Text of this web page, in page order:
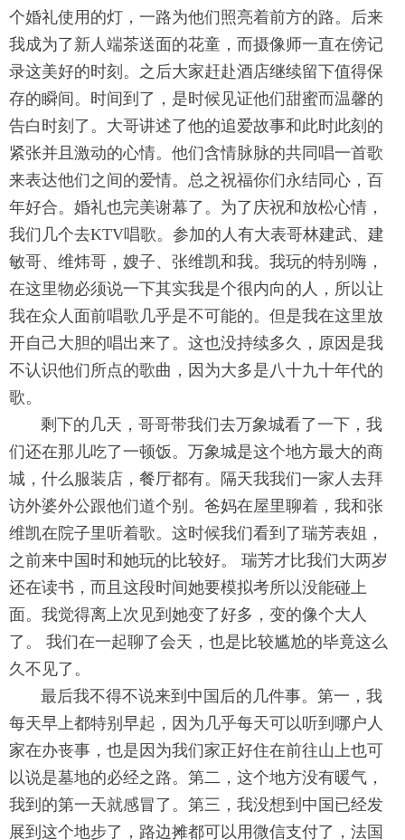
个婚礼使用的灯，一路为他们照亮着前方的路。后来
我成为了新人端茶送面的花童，而摄像师一直在傍记
录这美好的时刻。之后大家赶赴酒店继续留下值得保
存的瞬间。 时间到了，是时候见证他们甜蜜而温馨的
告白时刻了。大哥讲述了他的追爱故事和此时此刻的
紧张并且激动的心情。 他们含情脉脉的共同唱一首歌
来表达他们之间的爱情。总之祝福你们永结同心，百
年好合。婚礼也完美谢幕了。为了庆祝和放松心情，
我们几个去KTV唱歌。参加的人有大表哥林建武、建
敏哥、 维炜哥，嫂子、张维凯和我。我玩的特别嗨，
在这里物必须说一下其实我是个很内向的人，所以让
我在众人面前唱歌几乎是不可能的。但是我在这里放
开自己大胆的唱出来了。 这也没持续多久，原因是我
不认识他们所点的歌曲， 因为大多是八十九十年代的
歌。
剩下的几天，哥哥带我们去万象城看了一下，我
们还在那儿吃了一顿饭。万象城是这个地方最大的商
城，什么服装店，餐厅都有。隔天我我们一家人去拜
访外婆外公跟他们道个别。爸妈在屋里聊着，我和张
维凯在院子里听着歌。这时候我们看到了瑞芳表姐，
之前来中国时和她玩的比较好。 瑞芳才比我们大两岁
还在读书，而且这段时间她要模拟考所以没能碰上
面。我觉得离上次见到她变了好多， 变的像个大人
了。 我们在一起聊了会天， 也是比较尴尬的毕竟这么
久不见了。
最后我不得不说来到中国后的几件事。第一，我
每天早上都特别早起，因为几乎每天可以听到哪户人
家在办丧事，也是因为我们家正好住在前往山上也可
以说是墓地的必经之路。第二， 这个地方没有暖气，
我到的第一天就感冒了。第三， 我没想到中国已经发
展到这个地步了，路边摊都可以用微信支付了， 法国